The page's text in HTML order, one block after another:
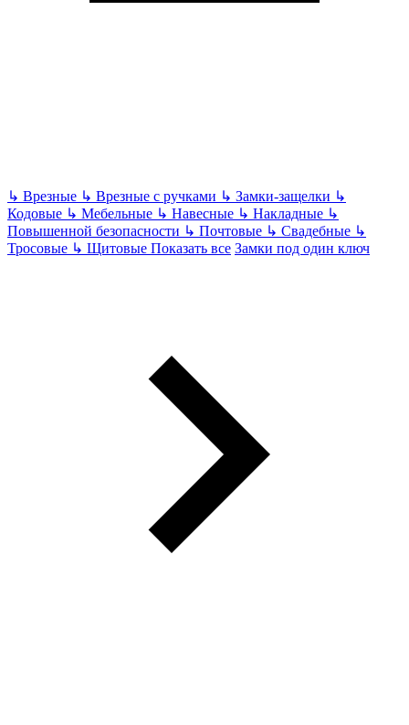
↳ Врезные ↳ Врезные с ручками ↳ Замки-защелки ↳
Кодовые ↳ Мебельные ↳ Навесные ↳ Накладные ↳
Повышенной безопасности ↳ Почтовые ↳ Свадебные ↳
Тросовые ↳ Щитовые Показать все Замки под один ключ